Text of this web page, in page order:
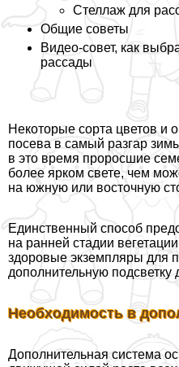
Стеллаж для
Общие советы
Видео-совет, как
рассады
Некоторые сорта цветов и
посева в самый разгар
в это время проросшие
более ярком свете, чем
на южную или восточную
Единственный способ
на ранней стадии
здоровые экземпляры для
дополнительную подсветку
Необходимость в
Дополнительная система